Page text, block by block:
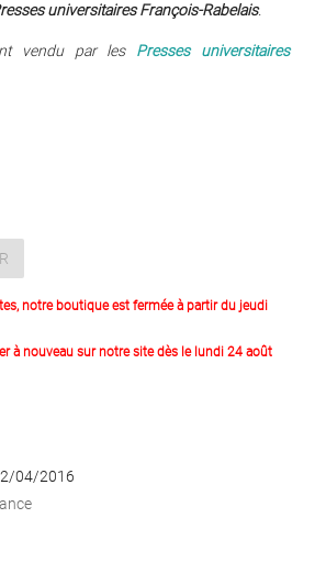
universitaires François-Rabelais.
vendu par les Presses universitaires
notre boutique est fermée à partir du jeudi
à nouveau sur notre site dès le lundi 24 août
04/2016